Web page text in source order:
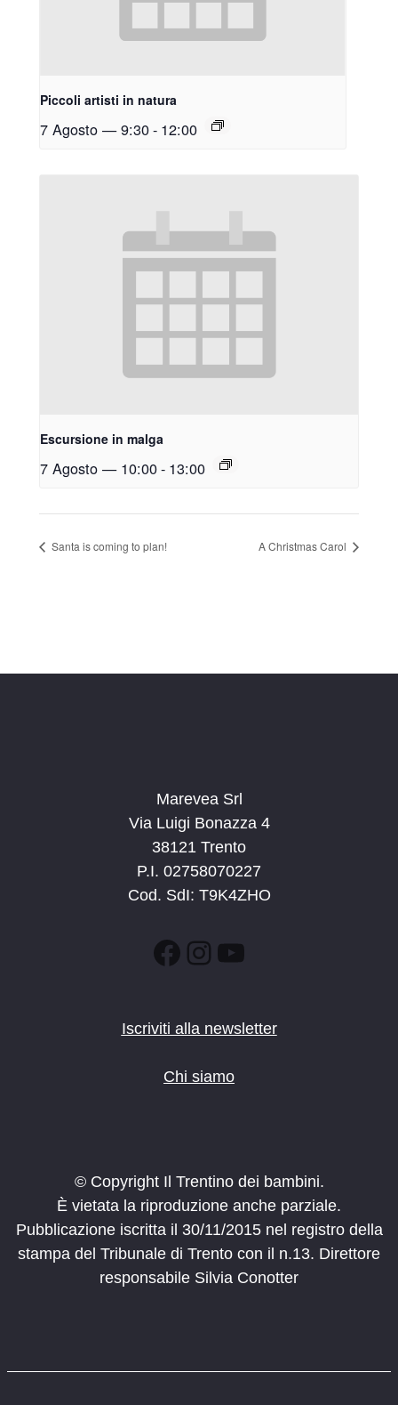
Piccoli artisti in natura
7 Agosto — 9:30- 12:00
Escursione in malga
7 Agosto — 10:00- 13:00
Santa is coming to plan! A Christmas Carol
Marevea Srl
Via Luigi Bonazza 4
38121 Trento
P.I. 02758070227
Cod. SdI: T9K4ZHO
Facebook
Instagram
YouTube
Iscriviti alla newsletter
Chi siamo
© Copyright Il Trentino dei bambini.
È vietata la riproduzione anche parziale.
Pubblicazione iscritta il 30/11/2015 nel registro della
stampa del Tribunale di Trento con il n.13. Direttore
responsabile Silvia Conotter